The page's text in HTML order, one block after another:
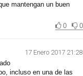
mantengan un buen
0
0
17 Enero 2017 21:28
incluso en una de las